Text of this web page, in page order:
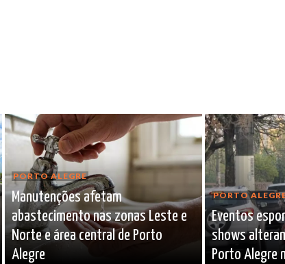
PORTO ALEGRE
Manutenções afetam
abastecimento nas zonas Leste e
Norte e área central de Porto
Alegre
PORTO
Eventos
shows
Porto Alegre